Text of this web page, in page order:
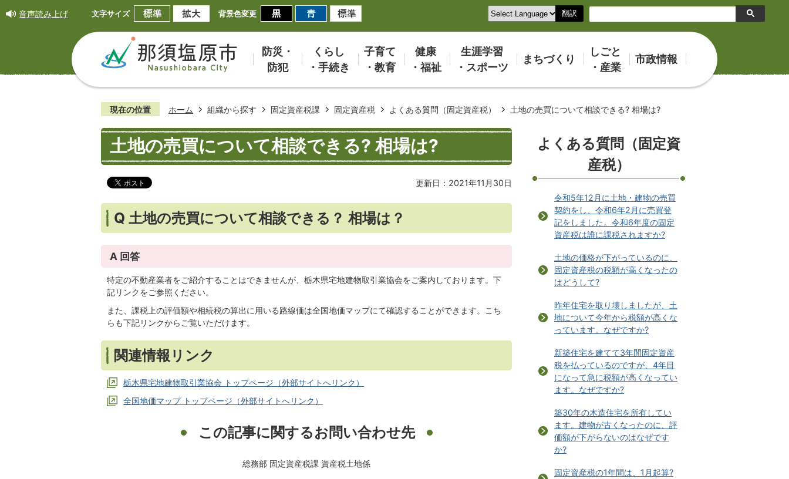
音声読み上げ 文字サイズ 背景色変更 翻訳
検
索
防災・
防犯
くらし
・手続き
子育て
・教育
健康
・福祉
生涯学習
・スポーツ
まちづくり
しごと
・産業
市政情報
現在の位置 ホーム 組織から探す 固定資産税課 固定資産税 よくある質問（固定資産税） 土地の売買について相談できる? 相場は?
土地の売買について相談できる? 相場は?
更新日：2021年11月30日
Q 土地の売買について相談できる？ 相場は？
A 回答
特定の不動産業者をご紹介することはできませんが、栃木県宅地建物取引業協会をご案内しております。下
記リンクをご参照ください。
また、課税上の評価額や相続税の算出に用いる路線価は全国地価マップにて確認することができます。こち
らも下記リンクからご覧いただけます。
関連情報リンク
栃木県宅地建物取引業協会 トップページ（外部サイトへリンク）
全国地価マップ トップページ（外部サイトへリンク）
この記事に関するお問い合わせ先
総務部 固定資産税課 資産税土地係
よくある質問（固定資
産税）
令和5年12月に土地・建物の売買
契約をし、令和6年2月に売買登
記をしました。令和6年度の固定
資産税は誰に課税されますか?
土地の価格が下がっているのに、
固定資産税の税額が高くなったの
はどうして?
昨年住宅を取り壊しましたが、土
地について今年から税額が高くな
っています。なぜですか?
新築住宅を建てて3年間固定資産
税を払っているのですが、4年目
になって急に税額が高くなってい
ます。なぜですか?
築30年の木造住宅を所有してい
ます。建物が古くなったのに、評
価額が下がらないのはなぜです
か?
固定資産税の1年間は、1月起算?